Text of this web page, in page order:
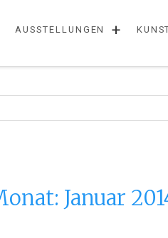
AUSSTELLUNGEN +
Januar